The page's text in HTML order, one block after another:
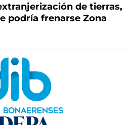
de tierras,
podría frenarse Zona